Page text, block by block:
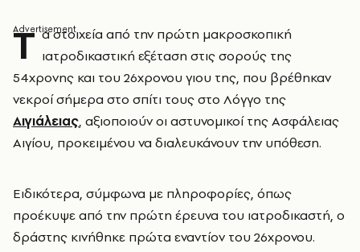
Τ α στοιχεία από την πρώτη μακροσκοπική
ιατροδικαστική εξέταση στις σορούς της
54χρονης και του 26χρονου γιου της, που βρέθηκαν
νεκροί σήμερα στο σπίτι τους στο Λόγγο της
Αιγιάλειας, αξιοποιούν οι αστυνομικοί της Ασφάλειας
Αιγίου, προκειμένου να διαλευκάνουν την υπόθεση.
Ειδικότερα, σύμφωνα με πληροφορίες, όπως
προέκυψε από την πρώτη έρευνα του ιατροδικαστή, ο
δράστης κινήθηκε πρώτα εναντίον του 26χρονου.